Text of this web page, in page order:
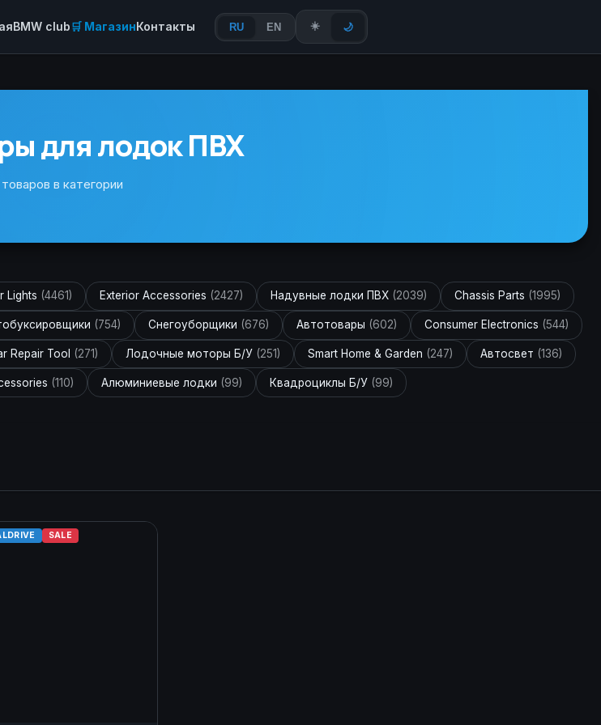
BMW club🛒 МагазинКонтакты RU EN ☀️ 🌙
для лодок ПВХ
в категории
Lights (4461) Exterior Accessories (2427) Надувные лодки ПВХ (2039) Chassis Parts (1995)
(754) Снегоуборщики (676) Автотовары (602) Consumer Electronics (544)
Repair Tool (271) Лодочные моторы Б/У (251) Smart Home & Garden (247) Автосвет (136)
(110) Алюминиевые лодки (99) Квадроциклы Б/У (99)
SALE